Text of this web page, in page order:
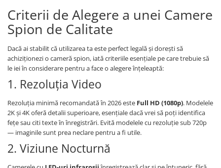
Criterii de Alegere a unei Camere
Spion de Calitate
Dacă ai stabilit că utilizarea ta este perfect legală și dorești să
achiziționezi o cameră spion, iată criteriile esențiale pe care trebuie să
le iei în considerare pentru a face o alegere înțeleaptă:
1. Rezoluția Video
Rezoluția minimă recomandată în 2026 este Full HD (1080p). Modelele
2K și 4K oferă detalii superioare, esențiale dacă vrei să poți identifica
fețe sau citi texte în înregistrări. Evită modelele cu rezoluție sub 720p
— imaginile sunt prea neclare pentru a fi utile.
2. Viziune Nocturnă